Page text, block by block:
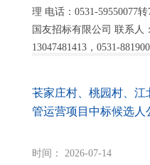
理 电话：0531-59550077
国友招标有限公司 联系人
13047481413，0531-
苌家庄村、桃园村、
管运营项目中标候选人
时间： 2026-07-14